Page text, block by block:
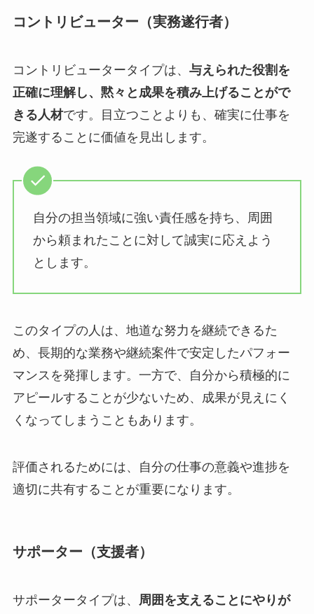
コントリビューター（実務遂行者）
コントリビュータータイプは、 与えられた役割を
正確に理解し、黙々と成果を積み上げることがで
きる人材です。目立つことよりも、確実に仕事を
完遂することに価値を見出します。
自分の担当領域に強い責任感を持ち、周囲
から頼まれたことに対して誠実に応えよう
とします。
このタイプの人は、地道な努力を継続できるた
め、長期的な業務や継続案件で安定したパフォー
マンスを発揮します。一方で、自分から積極的に
アピールすることが少ないため、成果が見えにく
くなってしまうこともあります。
評価されるためには、自分の仕事の意義や進捗を
適切に共有することが重要になります。
サポーター（支援者）
サポータータイプは、
周囲を支えることにやりが